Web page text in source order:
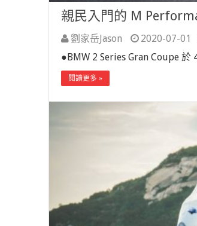
親民入門的 M
劉家岳Jason 2020-07-01
●BMW 2 Series Gran Coupe
閱讀更多 »